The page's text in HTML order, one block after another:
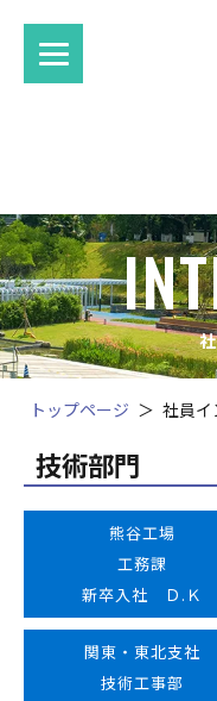
トップページ 社員イ
技術部門
熊谷工場
工務課
新卒入社 Ｄ.Ｋ
関東・東北支社
技術工事部